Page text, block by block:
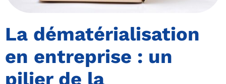
La dématérialisation
en entreprise : un
pilier de la